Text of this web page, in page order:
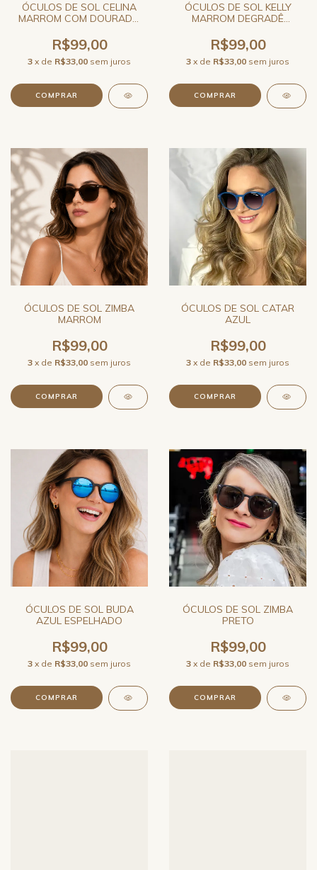
ÓCULOS DE SOL CELINA
MARROM COM DOURADO
RAM
R$99,00
3 x de R$33,00 sem juros
ÓCULOS DE SOL KELLY
MARROM DEGRADÊ
JO RAM
R$99,00
3 x de R$33,00 sem juros
ÓCULOS DE SOL ZIMBA
MARROM
R$99,00
3 x de R$33,00 sem juros
ÓCULOS DE SOL CATAR
AZUL
R$99,00
3 x de R$33,00 sem juros
ÓCULOS DE SOL BUDA
AZUL ESPELHADO
R$99,00
3 x de R$33,00 sem juros
ÓCULOS DE SOL ZIMBA
PRETO
R$99,00
3 x de R$33,00 sem juros